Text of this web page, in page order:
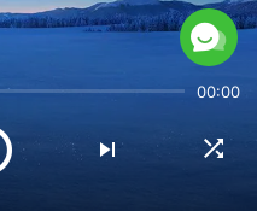
คคีกลมเกลียว
างพวกเรา
00:00